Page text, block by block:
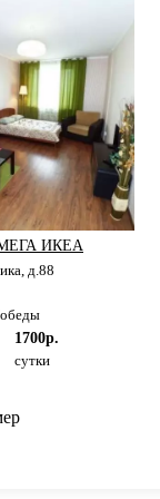
МЕГА ИКЕА
д.88
1700р.
сутки